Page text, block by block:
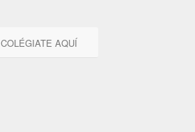
COLÉGIATE AQUÍ